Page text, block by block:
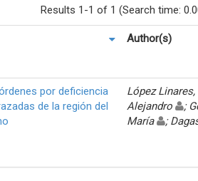
Results 1-1 of 1 (Search time:
Author(s)
por deficiencia
de la región del
López
Alejandro
;
María
;